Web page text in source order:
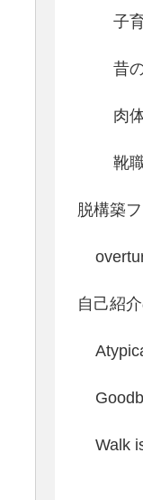
子
昔
肉
靴
脱構築
自己紹
Walk